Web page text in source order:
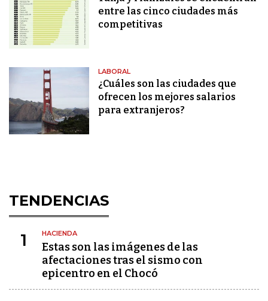
entre las cinco ciudades más
competitivas
LABORAL
¿Cuáles son las ciudades que
ofrecen los mejores salarios
para extranjeros?
TENDENCIAS
1 HACIENDA
Estas son las imágenes de las
afectaciones tras el sismo con
epicentro en el Chocó